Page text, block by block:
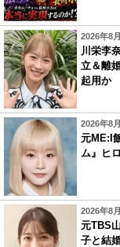
2026年8
川栄李
立＆離
起用か
2026年8
元ME:I
ム』ヒ
2026年8
元TBS
子と結